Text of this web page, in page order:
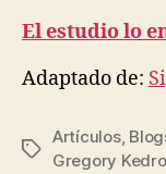
El estudio lo
Adaptado de:
Etiquetas
Artículos,
Gregory